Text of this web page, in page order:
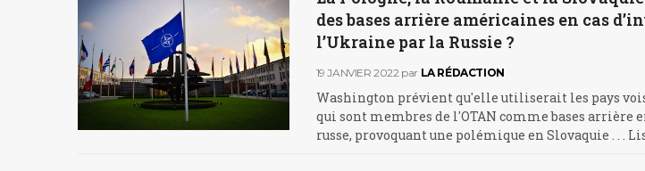
des bases arrière américaines en cas
l’Ukraine par la Russie ?
19 JANVIER 2022 par LA RÉDACTION
Washington prévient qu'elle utiliserait les pays
qui sont membres de l'OTAN comme bases arrière
russe, provoquant une polémique en Slovaquie . . .